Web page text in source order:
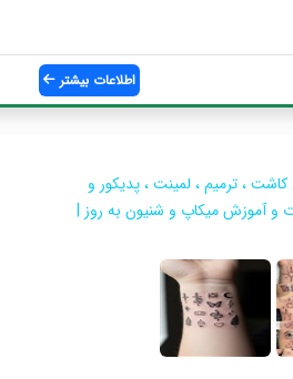
اطلاعات بیشتر
، ترمیم ، لمینت ، پدیکور و
و آموزش میکاپ و شنیون به روز |